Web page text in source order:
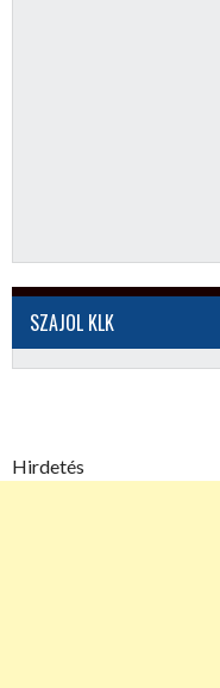
SZAJOL KLK
Hirdetés